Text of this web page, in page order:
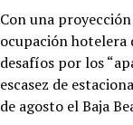
Con una
ocupación hotelera
desafíos por los
escasez de
de agosto el Baja